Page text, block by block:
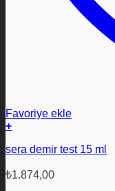
Favoriye ekle
+
sera demir test 15 ml
₺1.874,00